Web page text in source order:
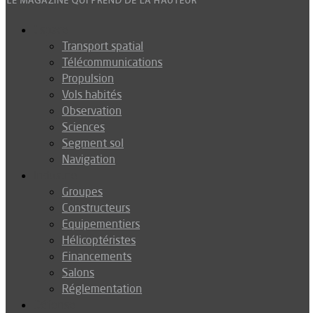
Transport spatial
Télécommunications
Propulsion
Vols habités
Observation
Sciences
Segment sol
Navigation
Groupes
Constructeurs
Equipementiers
Hélicoptéristes
Financements
Salons
Réglementation